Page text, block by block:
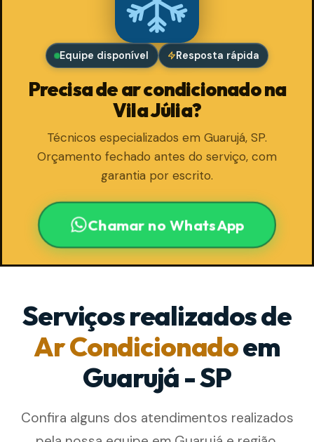
Equipe disponível Resposta rápida
Precisa de ar condicionado na
Vila Júlia?
Técnicos especializados em Guarujá, SP.
Orçamento fechado antes do serviço, com
garantia por escrito.
Chamar no WhatsApp
Serviços realizados de
Ar Condicionadoem
Guarujá - SP
Confira alguns dos atendimentos realizados